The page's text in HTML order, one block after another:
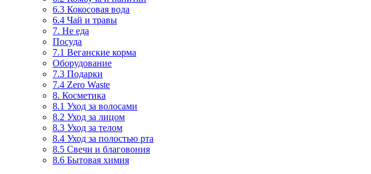
6.3 Кокосовая вода
6.4 Чай и травы
7. Не еда
Посуда
7.1 Веганские корма
Оборудование
7.3 Подарки
7.4 Zero Waste
8. Косметика
8.1 Уход за волосами
8.2 Уход за лицом
8.3 Уход за телом
8.4 Уход за полостью рта
8.5 Свечи и благовония
8.6 Бытовая химия